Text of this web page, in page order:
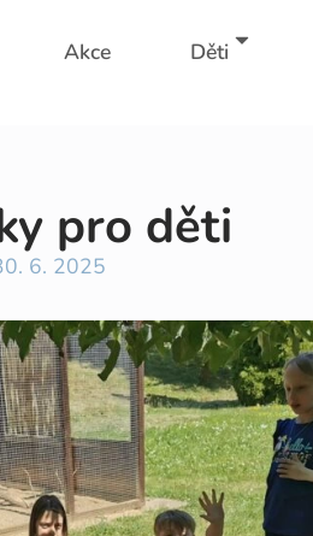
Akce Děti
pro děti
6. 2025